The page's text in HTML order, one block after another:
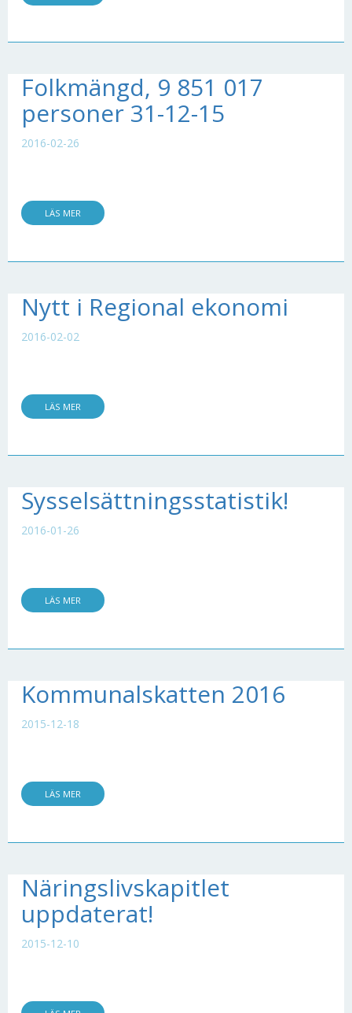
Folkmängd, 9 851 017
personer 31-12-15
2016-02-26
LÄS MER
Nytt i Regional ekonomi
2016-02-02
LÄS MER
Sysselsättningsstatistik!
2016-01-26
LÄS MER
Kommunalskatten 2016
2015-12-18
LÄS MER
Näringslivskapitlet
uppdaterat!
2015-12-10